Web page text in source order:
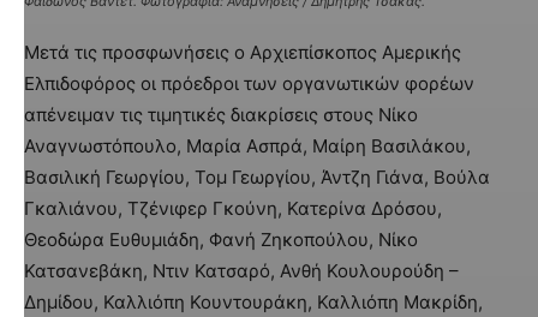
Μετά τις προσφωνήσεις ο Αρχιεπίσκοπος Αμερικής
Ελπιδοφόρος οι πρόεδροι των οργανωτικών φορέων
απένειμαν τις τιμητικές διακρίσεις στους Νίκο
Αναγνωστόπουλο, Μαρία Ασπρά, Μαίρη Βασιλάκου,
Βασιλική Γεωργίου, Τομ Γεωργίου, Άντζη Γιάνα, Βούλα
Γκαλιάνου, Τζένιφερ Γκούνη, Κατερίνα Δρόσου,
Θεοδώρα Ευθυμιάδη, Φανή Ζηκοπούλου, Νίκο
Κατσανεβάκη, Ντιν Κατσαρό, Ανθή Κουλουρούδη –
Δημίδου, Καλλιόπη Κουντουράκη, Καλλιόπη Μακρίδη,